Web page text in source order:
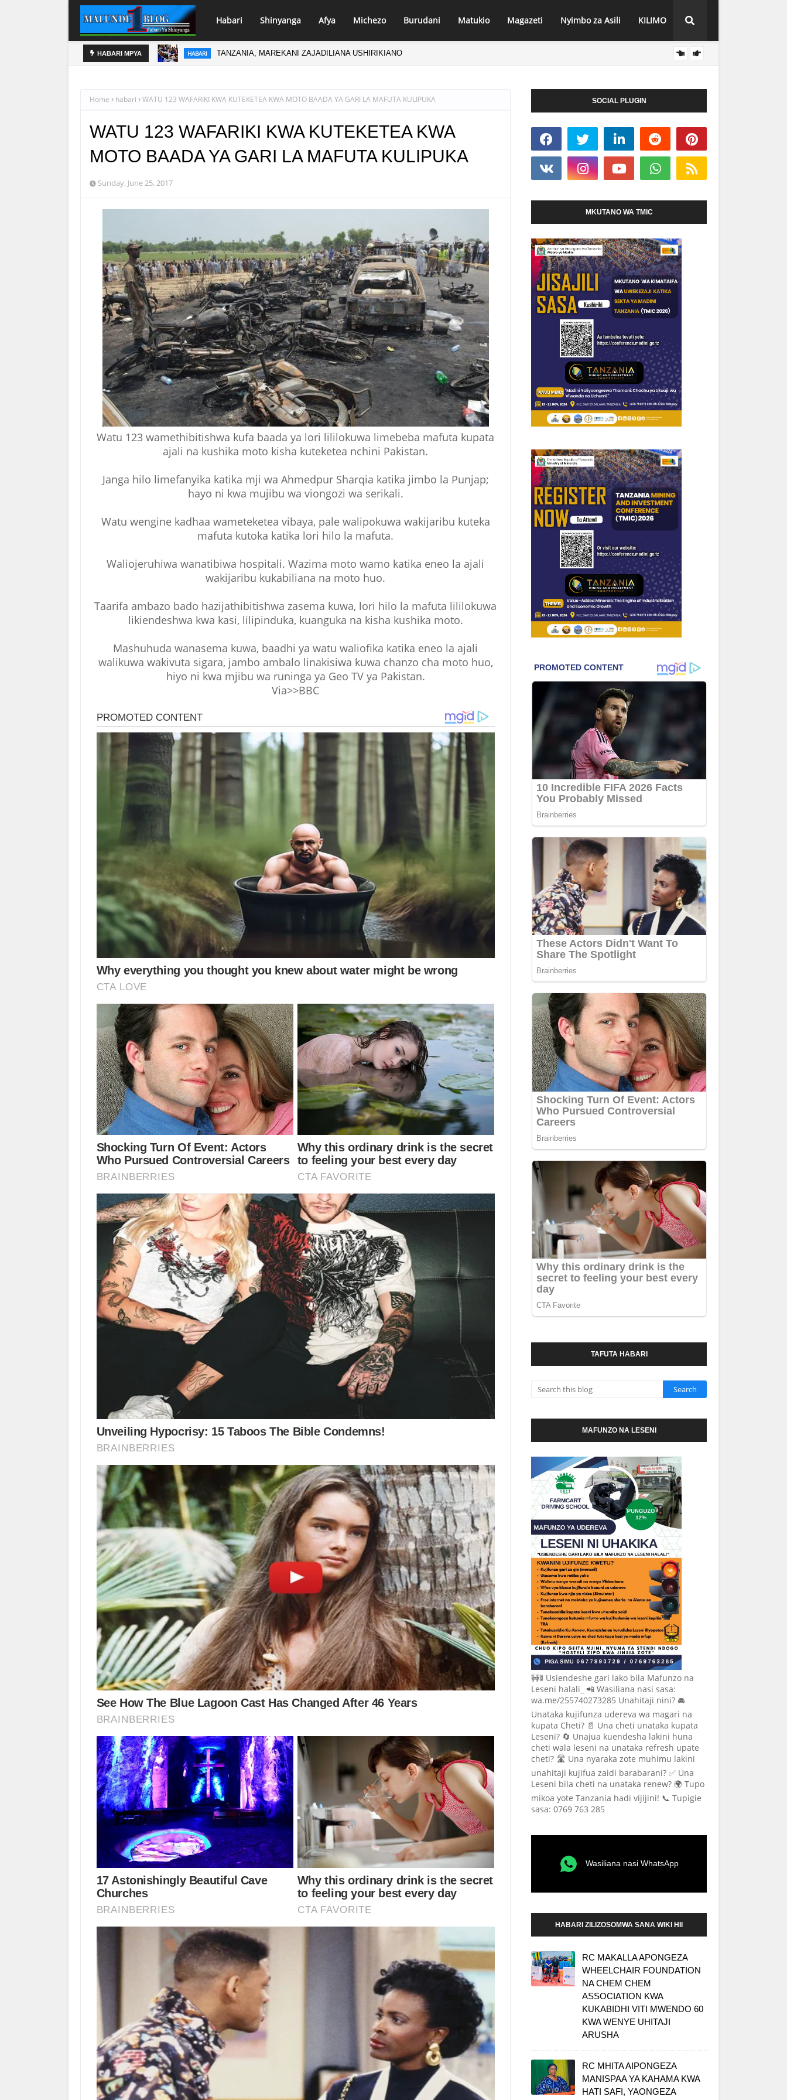
Habari Shinyanga Afya Michezo Burudani Matukio Magazeti Nyimbo za Asili KILIMO
HABARI MPYA
KULINDA AMANI YA TANZANIA HABARI TANZANIA, MAREKANI ZAJADILIANA USHIRIKIANO
Home habari WATU 123 WAFARIKI KWA KUTEKETEA KWA MOTO BAADA YA GARI LA MAFUTA KULIPUKA
WATU 123 WAFARIKI KWA KUTEKETEA KWA
MOTO BAADA YA GARI LA MAFUTA KULIPUKA
Sunday, June 25, 2017
Watu 123 wamethibitishwa kufa baada ya lori lililokuwa limebeba mafuta kupata
ajali na kushika moto kisha kuteketea nchini Pakistan.
Janga hilo limefanyika katika mji wa Ahmedpur Sharqia katika jimbo la Punjap;
hayo ni kwa mujibu wa viongozi wa serikali.
Watu wengine kadhaa wameteketea vibaya, pale walipokuwa wakijaribu kuteka
mafuta kutoka katika lori hilo la mafuta.
Waliojeruhiwa wanatibiwa hospitali. Wazima moto wamo katika eneo la ajali
wakijaribu kukabiliana na moto huo.
Taarifa ambazo bado hazijathibitishwa zasema kuwa, lori hilo la mafuta lililokuwa
likiendeshwa kwa kasi, lilipinduka, kuanguka na kisha kushika moto.
Mashuhuda wanasema kuwa, baadhi ya watu waliofika katika eneo la ajali
walikuwa wakivuta sigara, jambo ambalo linakisiwa kuwa chanzo cha moto huo,
hiyo ni kwa mjibu wa runinga ya Geo TV ya Pakistan.
Via>>BBC
SOCIAL PLUGIN
MKUTANO WA TMIC
TAFUTA HABARI
MAFUNZO NA LESENI
🚧🚦 Usiendeshe gari lako bila Mafunzo na
Leseni halali_ 📲 Wasiliana nasi sasa:
wa.me/255740273285 Unahitaji nini? 🚘
Unataka kujifunza udereva wa magari na
kupata Cheti? 📄 Una cheti unataka kupata
Leseni? 🔄 Unajua kuendesha lakini huna
cheti wala leseni na unataka refresh upate
cheti? 🛣️ Una nyaraka zote muhimu lakini
unahitaji kujifua zaidi barabarani? ✅ Una
Leseni bila cheti na unataka renew? 🌍 Tupo
mikoa yote Tanzania hadi vijijini! 📞 Tupigie
sasa: 0769 763 285
Wasiliana nasi WhatsApp
HABARI ZILIZOSOMWA SANA WIKI HII
RC MAKALLA APONGEZA
WHEELCHAIR FOUNDATION
NA CHEM CHEM
ASSOCIATION KWA
KUKABIDHI VITI MWENDO 60
KWA WENYE UHITAJI
ARUSHA
RC MHITA AIPONGEZA
MANISPAA YA KAHAMA KWA
HATI SAFI, YAONGEZA